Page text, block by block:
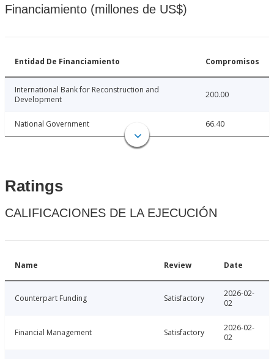
Financiamiento (millones de US$)
Entidad De Financiamiento Compromisos
International Bank for Reconstruction and
Development
200.00
National Government 66.40
Ratings
CALIFICACIONES DE LA EJECUCIÓN
Name Review Date
Counterpart Funding Satisfactory
2026-02-
02
Financial Management Satisfactory
2026-02-
02